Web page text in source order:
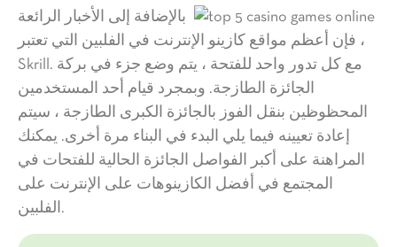
بالإضافة إلى الأخبار الرائعة
، فإن أعظم مواقع كازينو الإنترنت في الفلبين التي تعتبر
Skrill. مع كل تدور واحد للفتحة ، يتم وضع جزء في بركة
الجائزة الطازجة. وبمجرد قيام أحد المستخدمين
المحظوظين بنقل الفوز بالجائزة الكبرى الطازجة ، سيتم
إعادة تعيينه فيما يلي البدء في البناء مرة أخرى. يمكنك
المراهنة على أكبر الفواصل الجائزة الحالية للفتحات في
المجتمع في أفضل الكازينوهات على الإنترنت على
الفلبين.